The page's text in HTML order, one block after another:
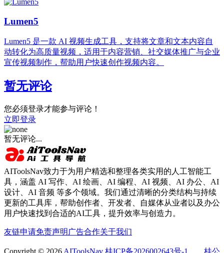
Lumen5
Lumen5 是一款 AI 视频生成工具，支持将文章和文本内容自
动转化为高质量视频，适用于内容营销、社交媒体推广与企业
宣传视频制作，帮助用户快速创作视频内容。
暂无评论
您必须登录才能参与评论！
立即登录
暂无评论...
AIToolsNav致力于为用户精选和整理各类实用的人工智能工
具，涵盖 AI 写作、AI 绘画、AI 编程、AI 视频、AI 办公、AI
设计、AI 音频 等多个领域。我们通过清晰的分类结构与持续
更新的工具库，帮助创作者、开发者、自媒体从业者以及办公
用户快速找到合适的AI工具，提升效率与创造力。
友链申请免责声明 广告合作关于我们
Copyright © 2026 AIToolsNav 桂ICP备2026002643号-1 桂公